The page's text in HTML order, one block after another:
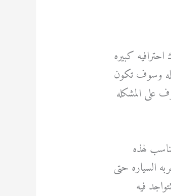
كبيره
وسوف تكون
على المشكله
لهذه
السياره حتى
فيه